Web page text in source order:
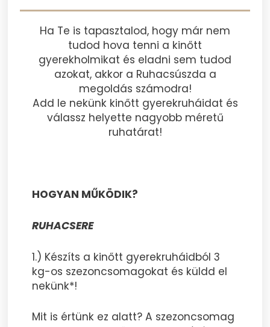
Ha Te is tapasztalod, hogy már nem
tudod hova tenni a kinőtt
gyerekholmikat és eladni sem tudod
azokat, akkor a Ruhacsúszda a
megoldás számodra!
Add le nekünk kinőtt gyerekruháidat és
válassz helyette nagyobb méretű
ruhatárat!
HOGYAN MŰKÖDIK?
RUHACSERE
1.) Készíts a kinőtt gyerekruháidból 3
kg-os szezoncsomagokat és küldd el
nekünk*!
Mit is értünk ez alatt? A szezoncsomag